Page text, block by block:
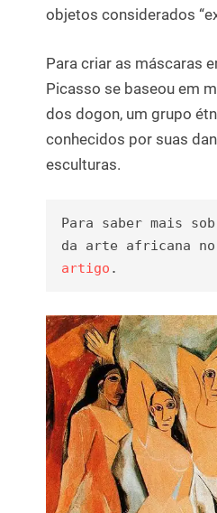
objetos considerados
Para criar as máscaras
Picasso se baseou em
dos dogon, um grupo
conhecidos por suas
esculturas.
Para saber mais
da arte africana no
artigo .